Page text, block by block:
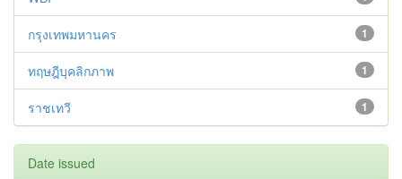
1
กรุงเทพมหานคร
1
ทฤษฎีบุคลิกภาพ
1
ราชเทวี
Date issued